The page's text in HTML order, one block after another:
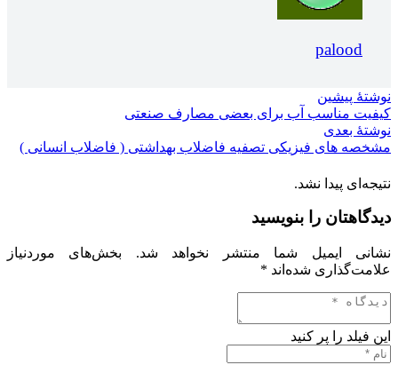
palood
نوشتهٔ پیشین
کیفیت مناسب آب برای بعضی مصارف صنعتی
نوشتهٔ بعدی
مشخصه های فیزیکی تصفیه فاضلاب بهداشتی ( فاضلاب انسانی )
نتیجه‌ای پیدا نشد.
دیدگاهتان را بنویسید
نشانی ایمیل شما منتشر نخواهد شد.
بخش‌های موردنیاز
علامت‌گذاری شده‌اند *
این فیلد را پر کنید